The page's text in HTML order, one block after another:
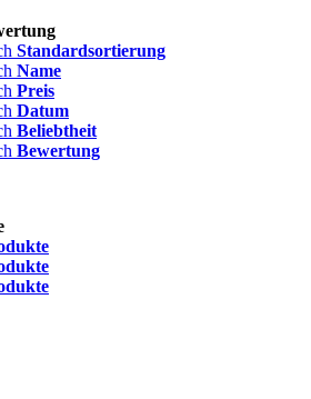
Standardsortierung
Name
Preis
Datum
Beliebtheit
Bewertung